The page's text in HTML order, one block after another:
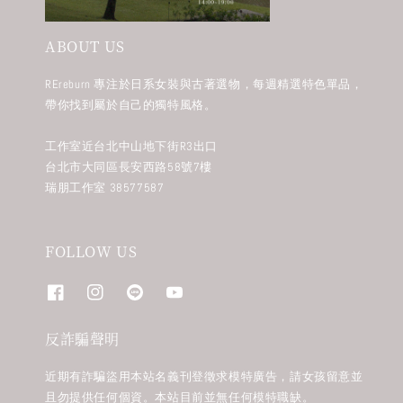
ABOUT US
REreburn 專注於日系女裝與古著選物，每週精選特色單品，
帶你找到屬於自己的獨特風格。
工作室近台北中山地下街R3出口
台北市大同區長安西路58號7樓
瑞朋工作室 38577587
FOLLOW US
反詐騙聲明
近期有詐騙盜用本站名義刊登徵求模特廣告，請女孩留意並
且勿提供任何個資。本站目前並無任何模特職缺。